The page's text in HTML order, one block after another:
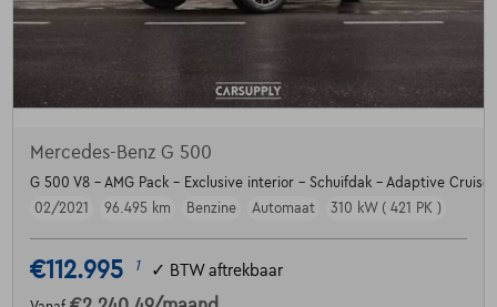
Mercedes-Benz G 500
G 500 V8 - AMG Pack - Exclusive interior - Schuifdak - Adaptive
02/2021
96.495 km Benzine Automaat 310 kW ( 421 PK )
€112.995 1 ✓ BTW aftrekbaar